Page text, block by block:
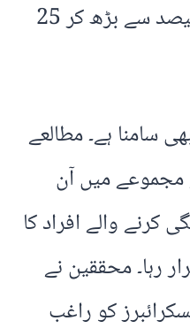
صارفین کا تناسب 16 فیصد سے بڑھ کر 25
سامنا ہے۔ مطالعے
کے مجموعے میں آن
کرنے والے افراد کا
رہا۔ محققین نے
کو راغب